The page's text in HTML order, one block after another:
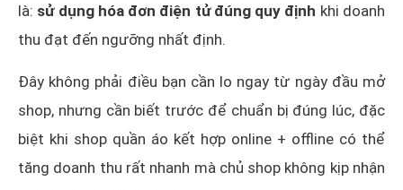
là: sử dụng hóa đơn điện tử đúng quy định khi doanh
thu đạt đến ngưỡng nhất định.
Đây không phải điều bạn cần lo ngay từ ngày đầu mở
shop, nhưng cần biết trước để chuẩn bị đúng lúc, đặc
biệt khi shop quần áo kết hợp online + offline có thể
tăng doanh thu rất nhanh mà chủ shop không kịp nhận